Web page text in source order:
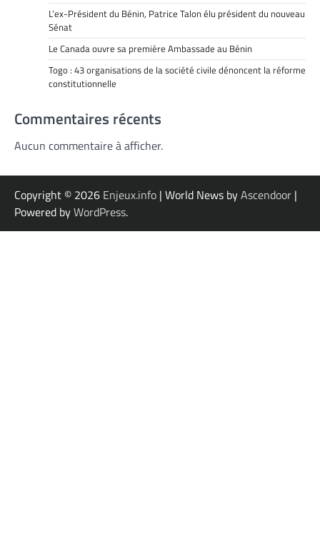
L’ex-Président du Bénin, Patrice Talon élu président du nouveau
Sénat
Le Canada ouvre sa première Ambassade au Bénin
Togo : 43 organisations de la société civile dénoncent la réforme
constitutionnelle
Commentaires récents
Aucun commentaire à afficher.
Copyright © 2026 Enjeux.info | World News byAscendoor |
Powered byWordPress.